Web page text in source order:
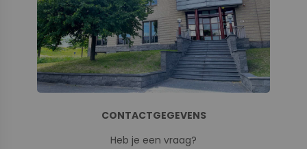
CONTACTGEGEVENS
Heb je een vraag?